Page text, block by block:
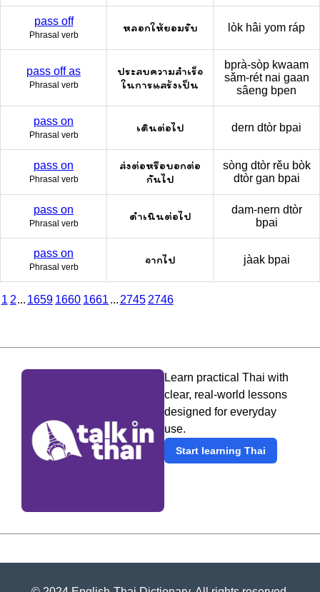
pass off
Phrasal verb
หลอกให้ยอมรับ lòk hâi yom ráp
pass off as
Phrasal verb
ประสบความสำเร็จ
ในการแสร้งเป็น
bprà-sòp kwaam
sǎm-rét nai gaan
sâeng bpen
pass on
Phrasal verb
เดินต่อไป dern dtòr bpai
pass on
Phrasal verb
ส่งต่อหรือบอกต่อ
กันไป
sòng dtòr rěu bòk
dtòr gan bpai
pass on
Phrasal verb
ดำเนินต่อไป
dam-nern dtòr
bpai
pass on
Phrasal verb
จากไป jàak bpai
1 2... 1659 1660 1661 ... 2745 2746
Learn practical Thai with
clear, real-world lessons
designed for everyday
use.
Start learning Thai